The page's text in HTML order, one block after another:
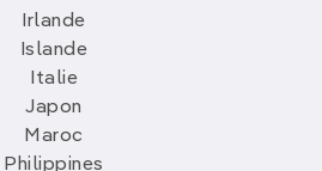
Irlande
Islande
Italie
Japon
Maroc
Philippines